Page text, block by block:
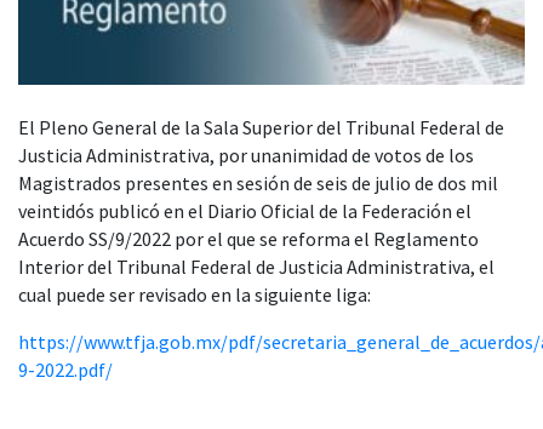
El Pleno General de la Sala Superior del Tribunal Federal de
Justicia Administrativa, por unanimidad de votos de los
Magistrados presentes en sesión de seis de julio de dos mil
veintidós publicó en el Diario Oficial de la Federación el
Acuerdo SS/9/2022 por el que se reforma el Reglamento
Interior del Tribunal Federal de Justicia Administrativa, el
cual puede ser revisado en la siguiente liga:
https://www.tfja.gob.mx/pdf/secretaria_general_de_acuerdos/
9-2022.pdf/